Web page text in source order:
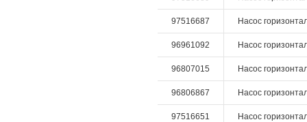
97516687 Насос
96961092 Насос
96807015 Насос
96806867 Насос
97516651 Насос